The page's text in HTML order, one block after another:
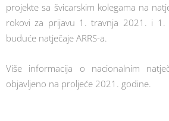
projekte sa švicarskim kolegama na
rokovi za prijavu 1. travnja 2021. i
buduće natječaje ARRS-a.
Više informacija o nacionalnim
objavljeno na proljeće 2021. godine.